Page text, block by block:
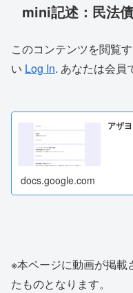
mini記述：民法
このコンテンツを閲覧
い Log In. あなたは会員
アザ
docs.google.com
※本ページに動画が掲載
たものとなります。